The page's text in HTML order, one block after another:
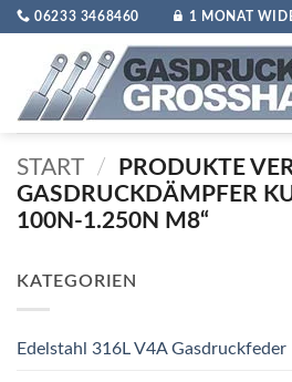
Zum
springen
06233 3468460 1 MONAT
START /
PRODUKTE
GASDRUCKDÄMPFER
100N-1.250N M8“
KATEGORIEN
Edelstahl 316L V4A Gasdruckfeder